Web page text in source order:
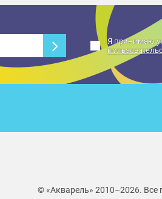
Я принимаю
© «Акварель» 2010–2026.